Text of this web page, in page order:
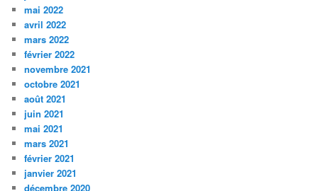
mai 2022
avril 2022
mars 2022
février 2022
novembre 2021
octobre 2021
août 2021
juin 2021
mai 2021
mars 2021
février 2021
janvier 2021
décembre 2020